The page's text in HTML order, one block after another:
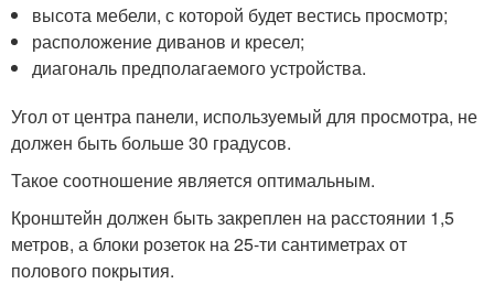
высота мебели, с которой будет вестись просмотр;
расположение диванов и кресел;
диагональ предполагаемого устройства.
Угол от центра панели, используемый для просмотра, не
должен быть больше 30 градусов.
Такое соотношение является оптимальным.
Кронштейн должен быть закреплен на расстоянии 1,5
метров, а блоки розеток на 25-ти сантиметрах от
полового покрытия.